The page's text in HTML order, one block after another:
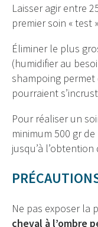
Laisser agir entre
premier soin « test
Éliminer le plus
(humidifier au
shampoing permet
pourraient
Pour réaliser un
minimum 500 gr
jusqu’à
Ne pas exposer la
cheval à l’ombre